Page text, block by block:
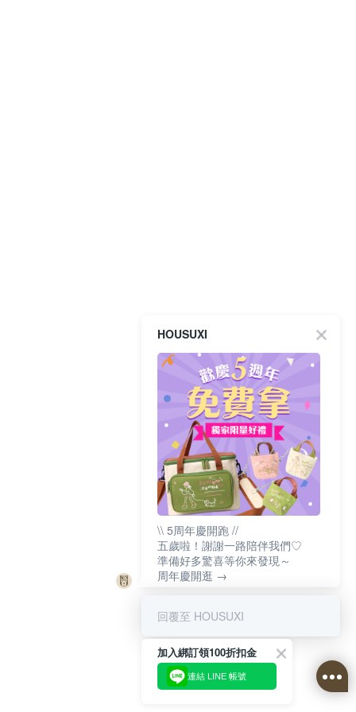
HOUSUXI
\\ 5周年慶開跑 //
五歲啦！謝謝一路陪伴我們♡
準備好多驚喜等你來發現～
周年慶開逛 →
回覆至 HOUSUXI
加入綁訂領100折扣金
連結 LINE 帳號